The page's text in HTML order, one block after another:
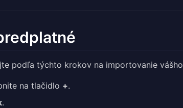
podľa týchto krokov na importovanie
na tlačidlo +.
.